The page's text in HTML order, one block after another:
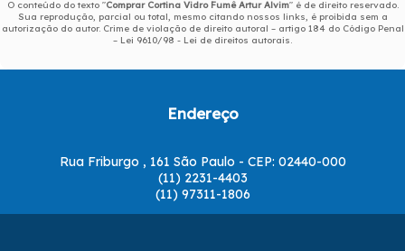
O conteúdo do texto "Comprar Cortina Vidro Fumê Artur Alvim" é de direito reservado.
Sua reprodução, parcial ou total, mesmo citando nossos links, é proibida sem a
autorização do autor. Crime de violação de direito autoral – artigo 184 do Código Penal
– Lei 9610/98 - Lei de direitos autorais.
Endereço
Rua Friburgo , 161 São Paulo - CEP: 02440-000
(11) 2231-4403
(11) 97311-1806